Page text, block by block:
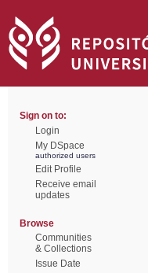
Sign on to:
Login
My DSpace
authorized users
Edit Profile
Receive email
updates
Browse
Communities
& Collections
Issue Date